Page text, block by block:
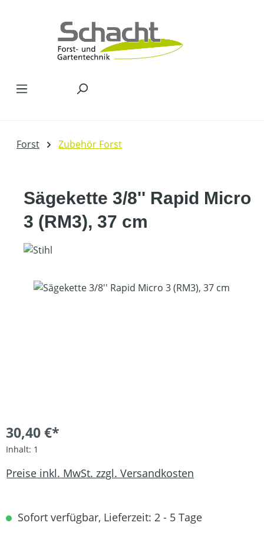
Forst Zubehör Forst
Sägekette 3/8'' Rapid Micro
3 (RM3), 37 cm
Bildergalerie überspringen
30,40 €*
Inhalt: 1
Preise inkl. MwSt. zzgl. Versandkosten
Sofort verfügbar, Lieferzeit: 2 - 5 Tage